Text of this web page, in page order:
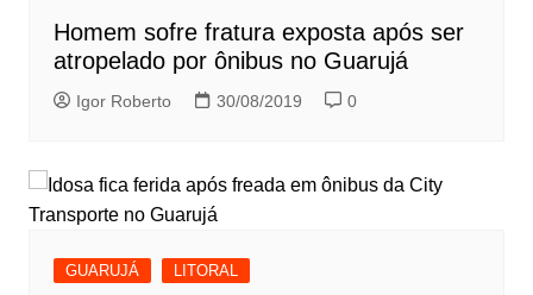
Homem sofre fratura exposta após ser
atropelado por ônibus no Guarujá
Igor Roberto 30/08/2019 0
GUARUJÁ LITORAL